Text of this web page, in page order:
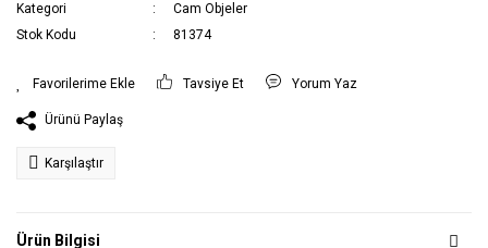
Kategori
Cam Objeler
Stok Kodu
81374
Tavsiye Et Yorum Yaz
Ürünü Paylaş
Karşılaştır
Ürün Bilgisi